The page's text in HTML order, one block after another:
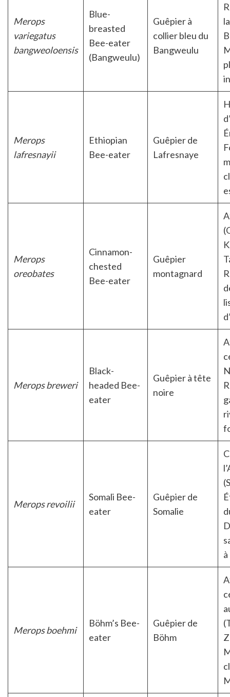
Merops
variegatus
bangweoloensis
Blue-
breasted
Bee-eater
(Bangweulu)
Guêpier à
collier bleu du
Bangweulu
Merops
lafresnayii
Ethiopian
Bee-eater
Guêpier de
Lafresnaye
Merops
oreobates
Cinnamon-
chested
Bee-eater
Guêpier
montagnard
Merops breweri
Black-
headed Bee-
eater
Guêpier à tête
noire
Merops revoilii
Somali Bee-
eater
Guêpier de
Somalie
Merops boehmi
Böhm’s Bee-
eater
Guêpier de
Böhm